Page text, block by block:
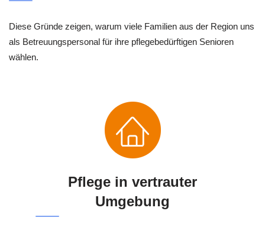
Diese Gründe zeigen, warum viele Familien aus der Region uns
als Betreuungspersonal für ihre pflegebedürftigen Senioren
wählen.
Pflege in vertrauter
Umgebung